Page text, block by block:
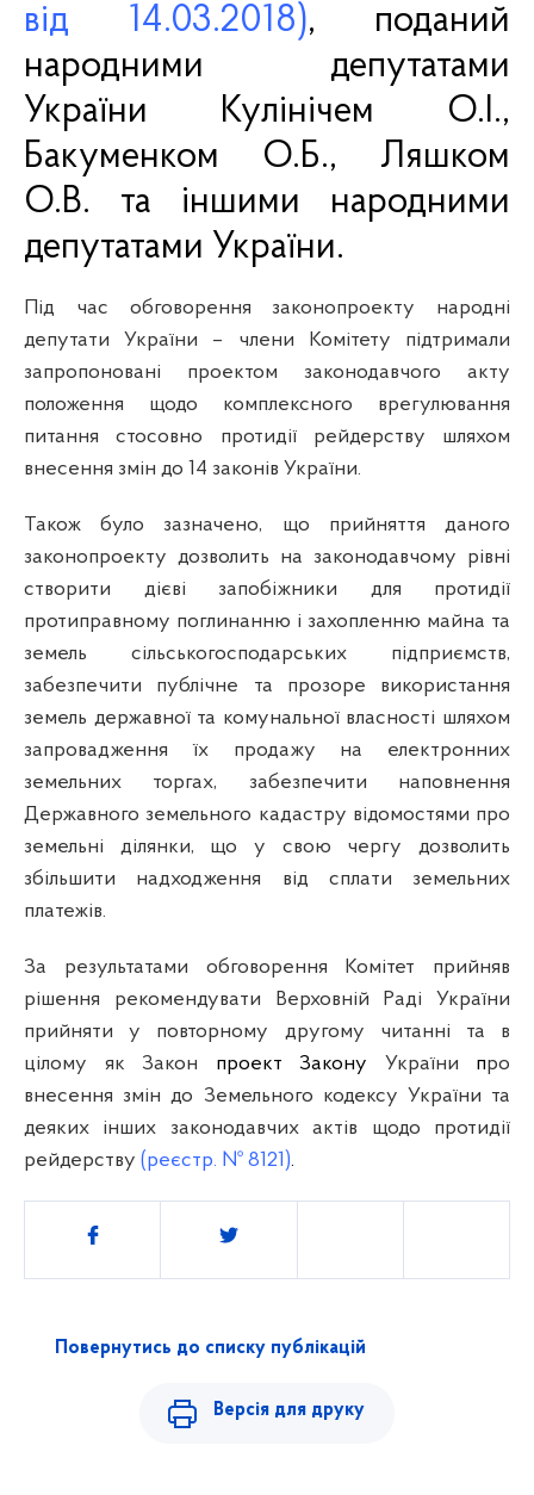
від 14.03.2018), поданий
народними депутатами
України Кулінічем О.І.,
Бакуменком О.Б., Ляшком
О.В. та іншими народними
депутатами України.
Під час обговорення законопроекту народні
депутати України – члени Комітету підтримали
запропоновані проектом законодавчого акту
положення щодо комплексного врегулювання
питання стосовно протидії рейдерству шляхом
внесення змін до 14 законів України.
Також було зазначено, що прийняття даного
законопроекту дозволить на законодавчому рівні
створити дієві запобіжники для протидії
протиправному поглинанню і захопленню майна та
земель сільськогосподарських підприємств,
забезпечити публічне та прозоре використання
земель державної та комунальної власності шляхом
запровадження їх продажу на електронних
земельних торгах, забезпечити наповнення
Державного земельного кадастру відомостями про
земельні ділянки, що у свою чергу дозволить
збільшити надходження від сплати земельних
платежів.
За результатами обговорення Комітет прийняв
рішення рекомендувати Верховній Раді України
прийнятиу повторному другому читанні та в
цілому як Закон
проект Закону України про
внесення змін до Земельного кодексу України та
деяких інших законодавчих
актів щодо протидії
рейдерству (реєстр. № 8121).
Поділитись
Повернутись до списку публікацій
Версія для друку